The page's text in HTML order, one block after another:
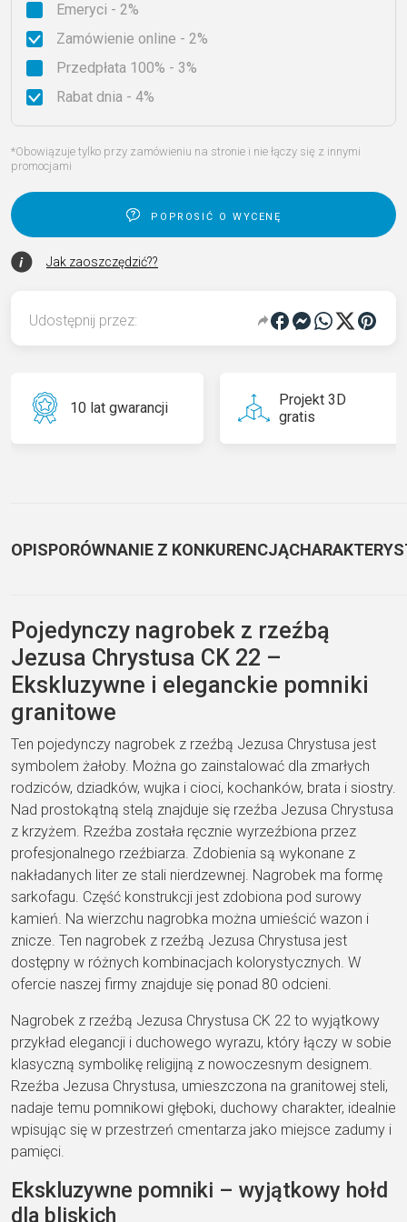
Emeryci - 2%
Zamówienie online - 2%
Przedpłata 100% - 3%
Rabat dnia - 4%
*Obowiązuje tylko przy zamówieniu na stronie i nie łączy się z innymi
promocjami
poprosić o wycenę
Jak zaoszczędzić??
Udostępnij przez:
10 lat gwarancji
Projekt 3D
gratis
OPISPORÓWNANIE Z KONKURENCJĄ
Pojedynczy nagrobek z rzeźbą
Jezusa Chrystusa CK 22 –
Ekskluzywne i eleganckie pomniki
granitowe
Ten pojedynczy nagrobek z rzeźbą Jezusa Chrystusa jest
symbolem żałoby. Można go zainstalować dla zmarłych
rodziców, dziadków, wujka i cioci, kochanków, brata i siostry.
Nad prostokątną stelą znajduje się rzeźba Jezusa Chrystusa
z krzyżem. Rzeźba została ręcznie wyrzeźbiona przez
profesjonalnego rzeźbiarza. Zdobienia są wykonane z
nakładanych liter ze stali nierdzewnej. Nagrobek ma formę
sarkofagu. Część konstrukcji jest zdobiona pod surowy
kamień. Na wierzchu nagrobka można umieścić wazon i
znicze. Ten nagrobek z rzeźbą Jezusa Chrystusa jest
dostępny w różnych kombinacjach kolorystycznych. W
ofercie naszej firmy znajduje się ponad 80 odcieni.
Nagrobek z rzeźbą Jezusa Chrystusa CK 22 to wyjątkowy
przykład elegancji i duchowego wyrazu, który łączy w sobie
klasyczną symbolikę religijną z nowoczesnym designem.
Rzeźba Jezusa Chrystusa, umieszczona na granitowej steli,
nadaje temu pomnikowi głęboki, duchowy charakter, idealnie
wpisując się w przestrzeń cmentarza jako miejsce zadumy i
pamięci.
Ekskluzywne pomniki – wyjątkowy hołd
dla bliskich